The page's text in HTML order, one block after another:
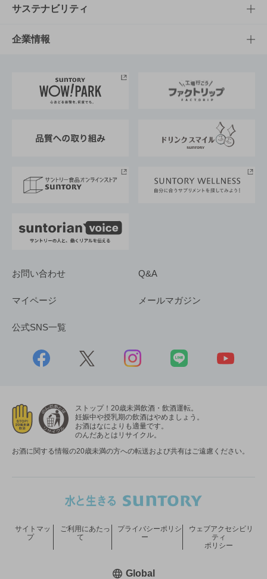
商品発売情報
栄養成分一覧
キャンペーン
工場見学
地域情報
文化・スポーツTOP
サントリーホール
サントリーサンバーズ大阪
サステナビリティ
サステナビリティTOP
サントリーが考えるサステナビリティ経営
企業情報
企業概要
採用情報
お問い合わせ Q&A
マイページ メールマガジン
公式SNS一覧
ストップ！20歳未満飲酒・飲酒運転。
妊娠中や授乳期の飲酒はやめましょう。
お酒はなによりも適量です。
のんだあとはリサイクル。
お酒に関する情報の20歳未満の方への転送および共有はご遠慮ください。
サイトマッ
プ
ご利用にあたっ
て
プライバシーポリシ
ー
ウェブアクセシビリ
ティ
ポリシー
Global新しいウィンドウで開く